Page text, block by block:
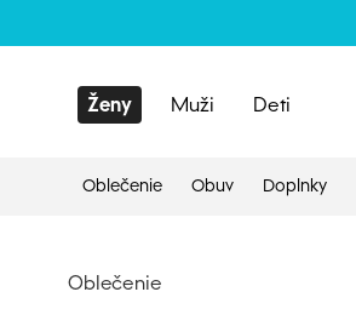
Ženy
Oblečenie Obuv Doplnky
Muži Deti
Oblečenie